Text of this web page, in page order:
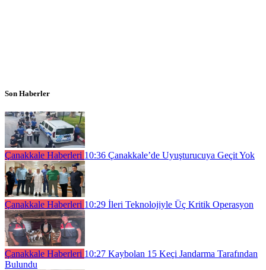
Son Haberler
Çanakkale Haberleri 10:36 Çanakkale’de Uyuşturucuya Geçit Yok
Çanakkale Haberleri 10:29 İleri Teknolojiyle Üç Kritik Operasyon
Çanakkale Haberleri 10:27 Kaybolan 15 Keçi Jandarma Tarafından
Bulundu